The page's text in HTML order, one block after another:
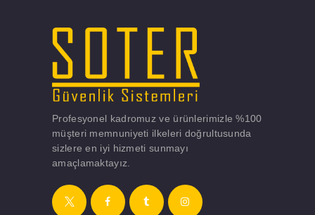
Profesyonel kadromuz ve ürünlerimizle %100
müşteri memnuniyeti ilkeleri doğrultusunda
sizlere en iyi hizmeti sunmayı
amaçlamaktayız.